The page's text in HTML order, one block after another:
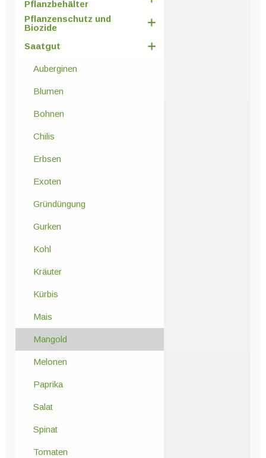
Pflanzbehälter
Pflanzenschutz und
Biozide
Saatgut
Auberginen
Blumen
Bohnen
Chilis
Erbsen
Exoten
Gründüngung
Gurken
Kohl
Kräuter
Kürbis
Mais
Mangold
Melonen
Paprika
Salat
Spinat
Tomaten